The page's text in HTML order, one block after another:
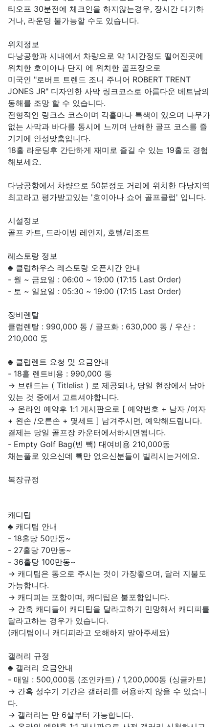
티오프 30분전에 체크인을 하지않는경우, 장시간 대기하
거나, 라운딩 불가능할 수도 있습니다.
위치정보
다낭공항과 시내에서 차량으로 약 1시간정도 떨어진곳에
위치한 호이아나 단지 에 위치한 골프장으로
미국인 "로버트 트렌드 조니 주니어 ROBERT TRENT
JONES JR" 디자인한 사막 링크코스로 아름다운 베트남의
동해를 조망 할 수 있습니다.
전형적인 링크스 코스이며 각홀마나 특색이 있으며 나무가
없는 사막과 바다를 동시에 느끼며 난해한 골프 코스를 즐
기기에 안성맞춤입니다.
18홀 라운딩후 간단하게 재미로 즐길 수 있는 19홀도 경험
해보세요.
다낭공항에서 차량으로 50분정도 거리에 위치한 다낭지역
최고라고 평가받고있는 '호이아나 쇼어 골프클럽' 입니다.
시설정보
골프 카트, 드라이빙 레인지, 호텔/리조트
레스토랑 정보
♣ 클럽하우스 레스토랑 오픈시간 안내
- 월 ~ 금요일 : 06:00 ~ 19:00 (17:15 Last Order)
- 토 ~ 일요일 : 05:30 ~ 19:00 (17:15 Last Order)
장비렌탈
클럽렌탈 : 990,000 동 / 골프화 : 630,000 동 / 우산 :
210,000 동
♣ 클럽렌트 요청 및 요금안내
- 18홀 렌트비용 : 990,000 동
→ 브랜드는 ( Titlelist ) 로 제공되나, 당일 현장에서 남아
있는 것 중에서 고르셔야합니다.
→ 온라인 예약후 1:1 게시판으로 [ 예약번호 + 남자 /여자
+ 왼손 /오른손 + 몇세트 ] 남겨주시면, 예약해드립니다.
결제는 당일 골프장 카운터에서하시면됩니다.
- Empty Golf Bag(빈 빽) 대여비용 210,000동
채는풀로 있으신데 빽만 없으신분들이 빌리시는거에요.
복장규정
캐디팁
♣ 캐디팁 안내
- 18홀당 50만동~
- 27홀당 70만동~
- 36홀당 100만동~
→ 캐디팁은 동으로 주시는 것이 가장좋으며, 달러 지불도
가능합니다.
→ 캐디피는 포함이며, 캐디팁은 불포함입니다.
→ 간혹 캐디들이 캐디팁을 달라고하기 민망해서 캐디피를
달라고하는 경우가 있습니다.
(캐디팁이니 캐디피라고 오해하지 말아주세요)
갤러리 규정
♣ 갤러리 요금안내
- 매일 : 500,000동 (조인카트) / 1,200,000동 (싱글카트)
→ 간혹 성수기 기간은 갤러리를 허용하지 않을 수 있습니
다.
→ 갤러리는 만 6살부터 가능합니다.